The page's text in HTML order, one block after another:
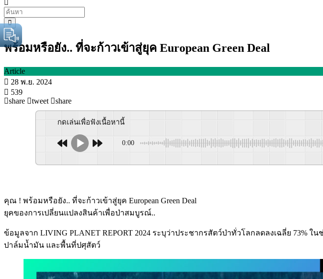
พร้อมหรือยัง.. ที่จะก้าวเข้าสู่ยุค European Green Deal
Article
28 พ.ย. 2024
539
share
tweet share
กดเล่นเพื่อฟังเนื้อหานี้
0:00
คุณ ! พร้อมหรือยัง.. ที่จะก้าวเข้าสู่ยุค European Green Deal
ยุคของการเปลี่ยนแปลงสินค้าเพื่อป่าสมบูรณ์..
ข้อมูลจาก LIVING PLANET REPORT 2024 ระบุว่าประชากรสัตว์ป่าทั่วโลกลดลงเฉลี่ย 73%
ปาล์มน้ำมัน และพื้นที่ปศุสัตว์